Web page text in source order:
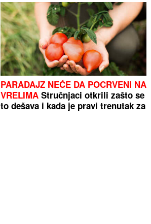
PARADAJZ NEĆE DA POCRVENI NA
VRELIMAStručnjaci otkrili zašto se
to dešava i kada je pravi trenutak za